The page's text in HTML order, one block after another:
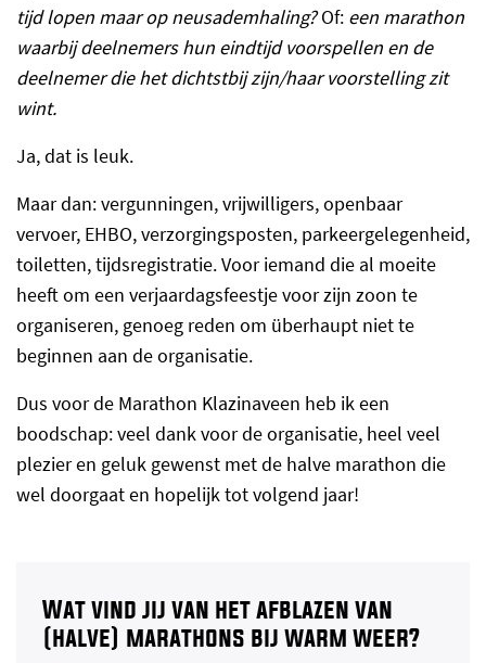
tijd lopen maar op neusademhaling?Of: een marathon
waarbij deelnemers hun eindtijd voorspellen en de
deelnemer die het dichtstbij zijn/haar voorstelling zit
wint.
Ja, dat is leuk.
Maar dan: vergunningen, vrijwilligers, openbaar
vervoer, EHBO, verzorgingsposten, parkeergelegenheid,
toiletten, tijdsregistratie. Voor iemand die al moeite
heeft om een verjaardagsfeestje voor zijn zoon te
organiseren, genoeg reden om überhaupt niet te
beginnen aan de organisatie.
Dus voor de Marathon Klazinaveen heb ik een
boodschap: veel dank voor de organisatie, heel veel
plezier en geluk gewenst met de halve marathon die
wel doorgaat en hopelijk tot volgend jaar!
Wat vind jij van het afblazen van
(halve) marathons bij warm weer?